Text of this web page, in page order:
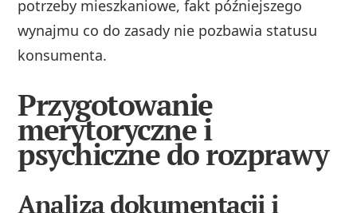
potrzeby mieszkaniowe, fakt późniejszego
wynajmu co do zasady nie pozbawia statusu
konsumenta.
Przygotowanie
merytoryczne i
psychiczne do rozprawy
Analiza dokumentacji i